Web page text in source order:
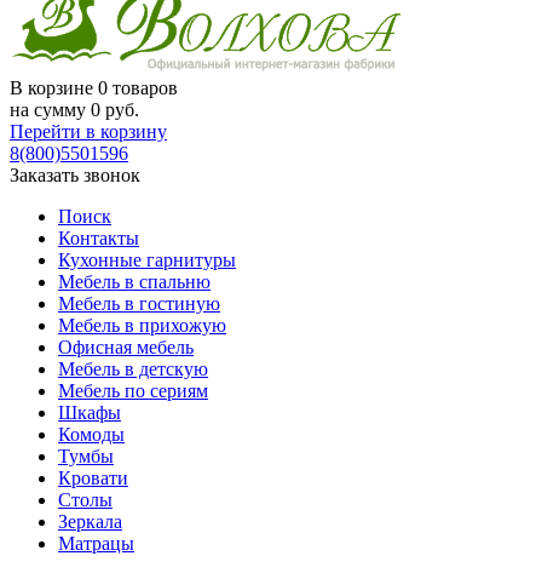
В корзине 0 товаров
на сумму 0 руб.
Перейти в корзину
8(800)5501596
Заказать звонок
Поиск
Контакты
Кухонные гарнитуры
Мебель в спальню
Мебель в гостиную
Мебель в прихожую
Офисная мебель
Мебель в детскую
Мебель по сериям
Шкафы
Комоды
Тумбы
Кровати
Столы
Зеркала
Матрацы